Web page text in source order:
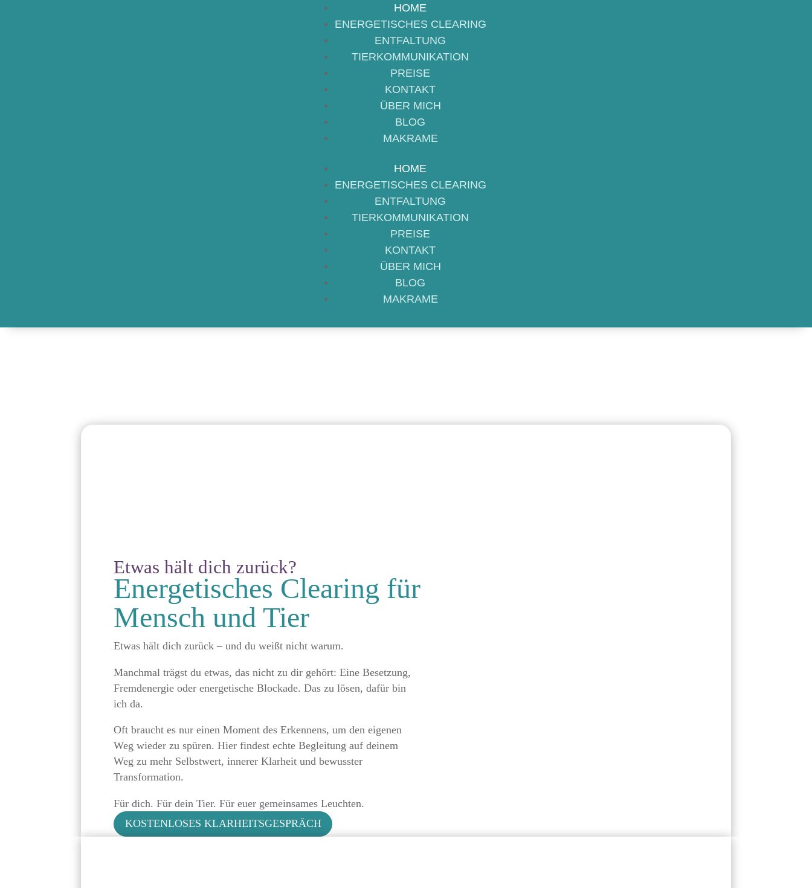
HOME
ENERGETISCHES CLEARING
ENTFALTUNG
TIERKOMMUNIKATION
PREISE
KONTAKT
ÜBER MICH
BLOG
MAKRAME
HOME
ENERGETISCHES CLEARING
ENTFALTUNG
TIERKOMMUNIKATION
PREISE
KONTAKT
ÜBER MICH
BLOG
MAKRAME
ENTFALTUNG
TIERKOMMUNIKATION
PREISE
KONTAKT
ÜBER MICH
BLOG
MAKRAME
HOME
ENTFALTUNG
TIERKOMMUNIKATION
PREISE
KONTAKT
ÜBER MICH
BLOG
MAKRAME
Etwas hält dich zurück?
Energetisches Clearing für
Mensch und Tier
Etwas hält dich zurück – und du weißt nicht warum.
Manchmal trägst du etwas, das nicht zu dir gehört: Eine Besetzung,
Fremdenergie oder energetische Blockade. Das zu lösen, dafür bin
ich da.
Oft braucht es nur einen Moment des Erkennens, um den eigenen
Weg wieder zu spüren. Hier findest echte Begleitung auf deinem
Weg zu mehr Selbstwert, innerer Klarheit und bewusster
Transformation.
Für dich. Für dein Tier. Für euer gemeinsames Leuchten.
KOSTENLOSES KLARHEITSGESPRÄCH